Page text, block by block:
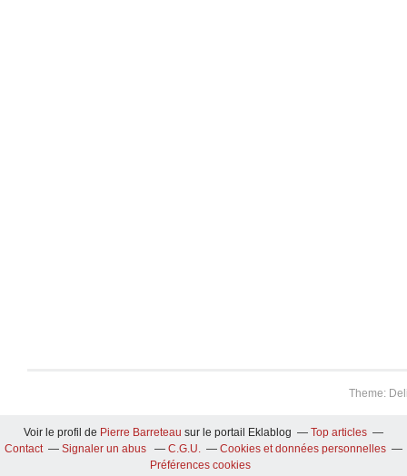
Theme:
Voir le profil de Pierre Barreteau sur le portail Eklablog
Top articles
Contact
Signaler un abus C.G.U.
Cookies et données personnelles
Préférences cookies